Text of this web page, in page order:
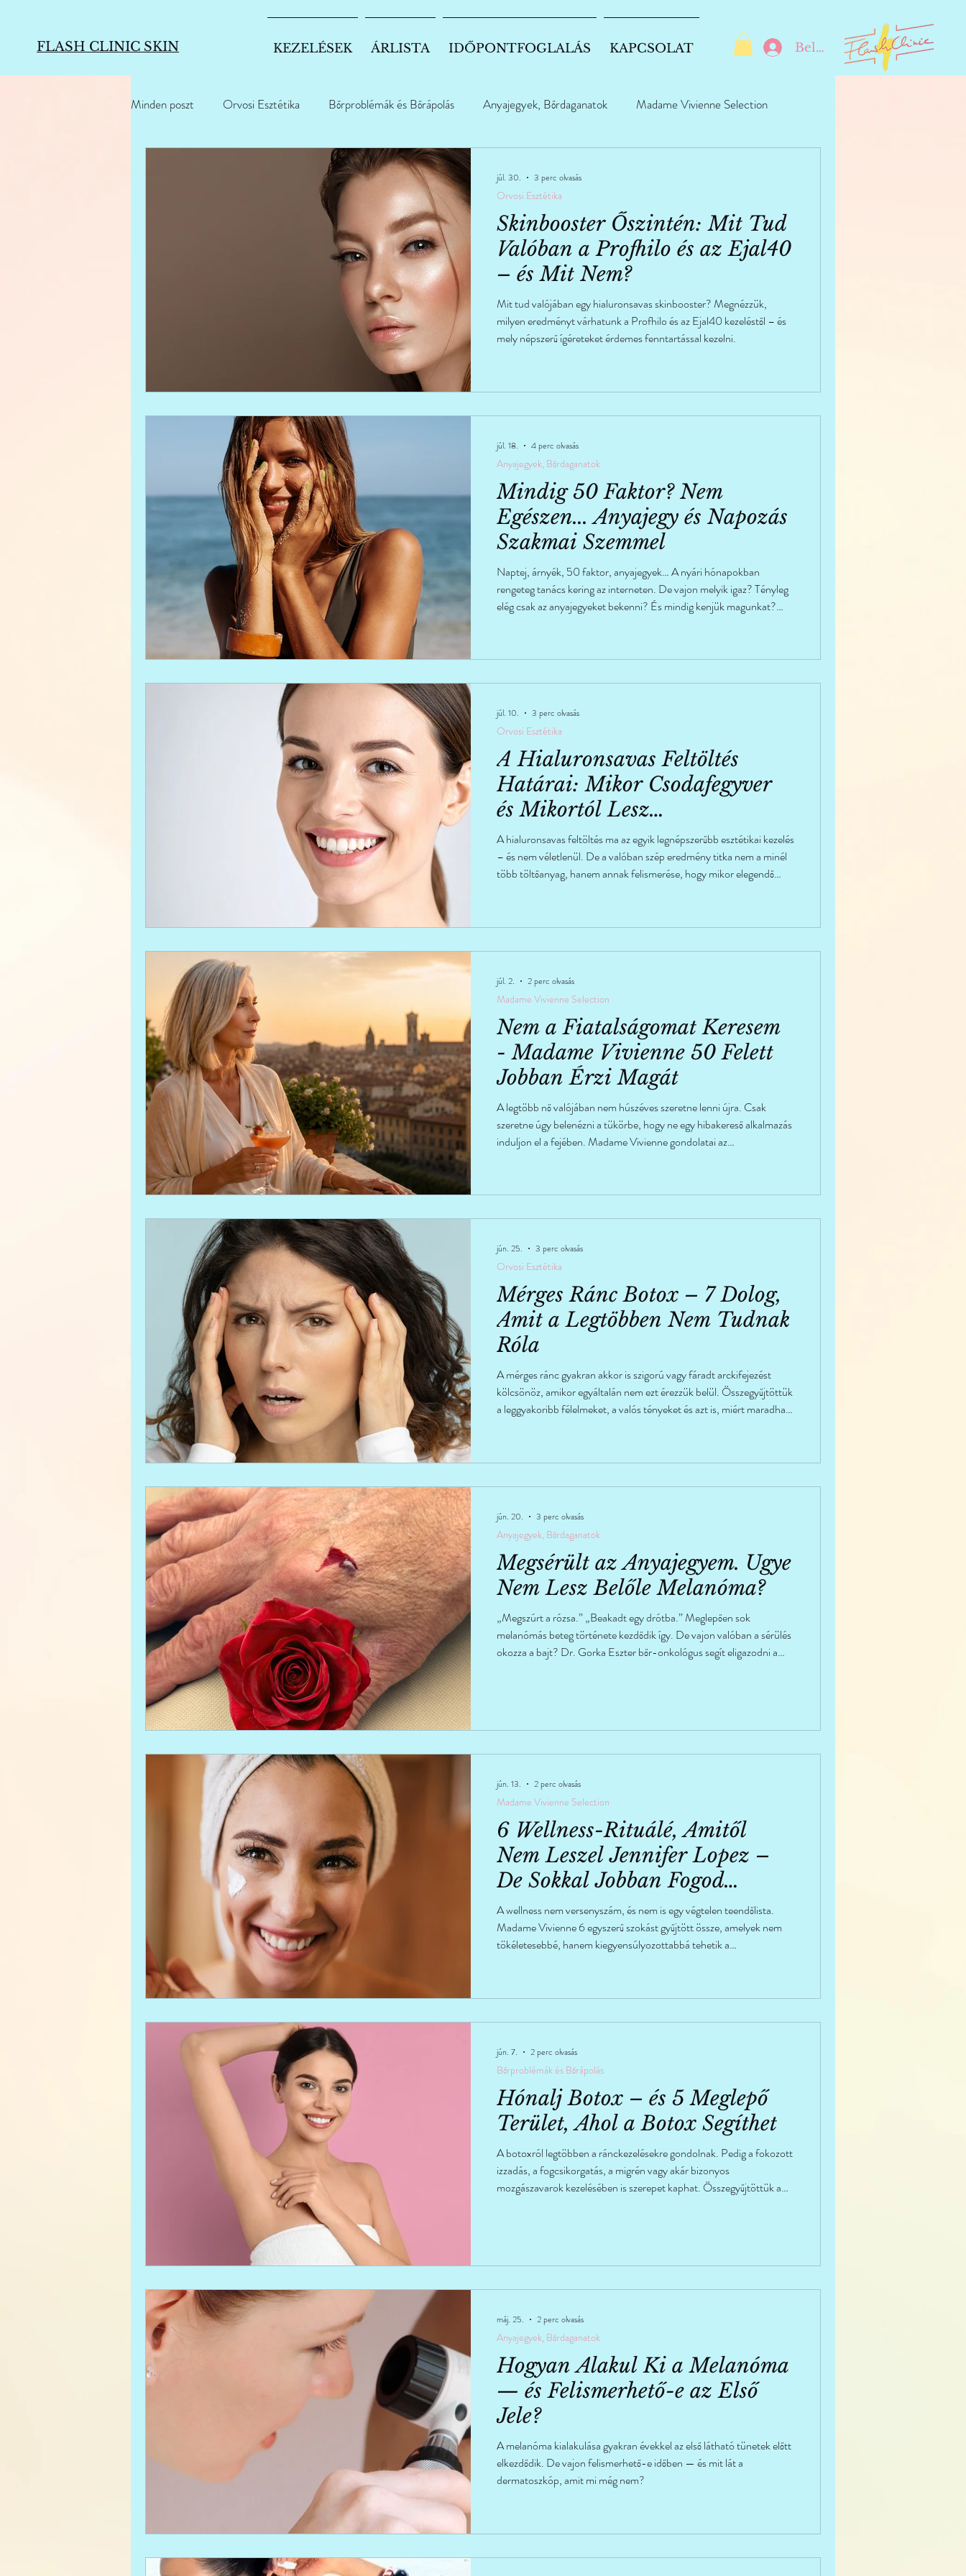
KEZELÉSEK ÁRLISTA IDŐPONTFOGLALÁS KAPCSOLAT
FLASH CLINIC SKIN Belépés
Minden poszt Orvosi Esztétika Bőrproblémák és Bőrápolás Anyajegyek, Bőrdaganatok Madame Vivienne Selection
Skinbooster Őszintén: Mit Tud
Valóban a Profhilo és az Ejal40
– és Mit Nem?
Mit tud valójában egy hialuronsavas skinbooster? Megnézzük,
milyen eredményt várhatunk a Profhilo és az Ejal40 kezeléstől – és
mely népszerű ígéreteket érdemes fenntartással kezelni.
Orvosi Esztétika
júl. 30. 3 perc olvasás
Mindig 50 Faktor? Nem
Egészen... Anyajegy és Napozás
Szakmai Szemmel
Naptej, árnyék, 50 faktor, anyajegyek… A nyári hónapokban
rengeteg tanács kering az interneten. De vajon melyik igaz? Tényleg
elég csak az anyajegyeket bekenni? És mindig kenjük magunkat?
Anyajegyek, Bőrdaganatok
júl. 18. 4 perc olvasás
A Hialuronsavas Feltöltés
Határai: Mikor Csodafegyver
és Mikortól Lesz
Természetellenes?
A hialuronsavas feltöltés ma az egyik legnépszerűbb esztétikai kezelés
– és nem véletlenül. De a valóban szép eredmény titka nem a minél
több töltőanyag, hanem annak felismerése, hogy mikor elegendő
Orvosi Esztétika
júl. 10. 3 perc olvasás
Nem a Fiatalságomat Keresem
- Madame Vivienne 50 Felett
Jobban Érzi Magát
A legtöbb nő valójában nem húszéves szeretne lenni újra. Csak
szeretne úgy belenézni a tükörbe, hogy ne egy hibakereső alkalmazás
induljon el a fejében. Madame Vivienne gondolatai az
Madame Vivienne Selection
júl. 2. 2 perc olvasás
Mérges Ránc Botox – 7 Dolog,
Amit a Legtöbben Nem Tudnak
Róla
A mérges ránc gyakran akkor is szigorú vagy fáradt arckifejezést
kölcsönöz, amikor egyáltalán nem ezt érezzük belül. Összegyűjtöttük
a leggyakoribb félelmeket, a valós tényeket és azt is, miért maradhat
Orvosi Esztétika
jún. 25. 3 perc olvasás
Megsérült az Anyajegyem. Ugye
Nem Lesz Belőle Melanóma?
„Megszúrt a rózsa.” „Beakadt egy drótba.” Meglepően sok
melanómás beteg története kezdődik így. De vajon valóban a sérülés
okozza a bajt? Dr. Gorka Eszter bőr-onkológus segít eligazodni a
Anyajegyek, Bőrdaganatok
jún. 20. 3 perc olvasás
6 Wellness-Rituálé, Amitől
Nem Leszel Jennifer Lopez –
De Sokkal Jobban Fogod
Érezni Magad
A wellness nem versenyszám, és nem is egy végtelen teendőlista.
Madame Vivienne 6 egyszerű szokást gyűjtött össze, amelyek nem
tökéletesebbé, hanem kiegyensúlyozottabbá tehetik a
Madame Vivienne Selection
jún. 13. 2 perc olvasás
Hónalj Botox – és 5 Meglepő
Terület, Ahol a Botox Segíthet
A botoxról legtöbben a ránckezelésekre gondolnak. Pedig a fokozott
izzadás, a fogcsikorgatás, a migrén vagy akár bizonyos
mozgászavarok kezelésében is szerepet kaphat. Összegyűjtöttük a
Bőrproblémák és Bőrápolás
jún. 7. 2 perc olvasás
Hogyan Alakul Ki a Melanóma
— és Felismerhető-e az Első
Jele?
A melanóma kialakulása gyakran évekkel az első látható tünetek előtt
elkezdődik. De vajon felismerhető-e időben — és mit lát a
dermatoszkóp, amit mi még nem?
Anyajegyek, Bőrdaganatok
máj. 25. 2 perc olvasás